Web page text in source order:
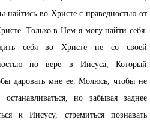
найтись во Христе с праведностью от
Только в Нем я могу найти себя.
себя во Христе не со своей
по вере в Иисуса, Который
даровать мне ее. Молюсь, чтобы не
но забывая заднее
к Иисусу, стремиться познавать